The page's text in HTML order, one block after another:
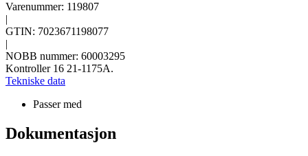
Varenummer: 119807
|
GTIN: 7023671198077
|
NOBB nummer: 60003295
Kontroller 16 21-1175A.
Tekniske data
Passer med
Dokumentasjon